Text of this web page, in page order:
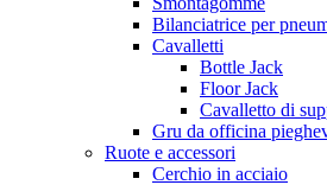
Bilanciatrice per
Cavalletti
Bottle Jack
Floor Jack
Cavalletto di
Gru da officina
Ruote e accessori
Cerchio in acciaio